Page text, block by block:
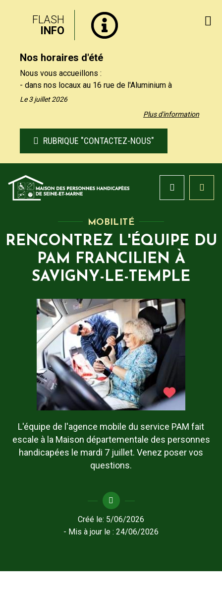
FLASH
INFO
Nos horaires d'été
Plus d'information
Nous vous accueillons :
- dans nos locaux au 16 rue de l'Aluminium à
Savigny-le-Temple uniquement le matin, du lundi au
- par téléphone au 01 64 19 11 40 uniquement
vendredi de 13h30 à 16h.
disposition sur notre site, rubrique "Contactez-nous".
Le 3 juillet 2026
RUBRIQUE "CONTACTEZ-NOUS"
MOBILITÉ
RENCONTREZ L'ÉQUIPE DU
PAM FRANCILIEN À
SAVIGNY-LE-TEMPLE
L'équipe de l'agence mobile du service PAM fait
escale à la Maison départementale des personnes
handicapées le mardi 7 juillet. Venez poser vos
questions.
Créé le: 5/06/2026
- Mis à jour le : 24/06/2026